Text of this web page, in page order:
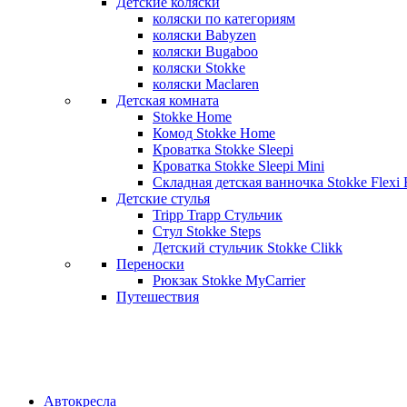
коляски по категориям
коляски Babyzen
коляски Bugaboo
коляски Stokke
коляски Maclaren
Детская комната
Stokke Home
Комод Stokke Home
Кроватка Stokke Sleepi
Кроватка Stokke Sleepi Mini
Складная детская ванночка Stokke Flexi
Детские стулья
Tripp Trapp Стульчик
Стул Stokke Steps
Детский стульчик Stokke Clikk
Переноски
Рюкзак Stokke MyCarrier
Путешествия
Автокресла